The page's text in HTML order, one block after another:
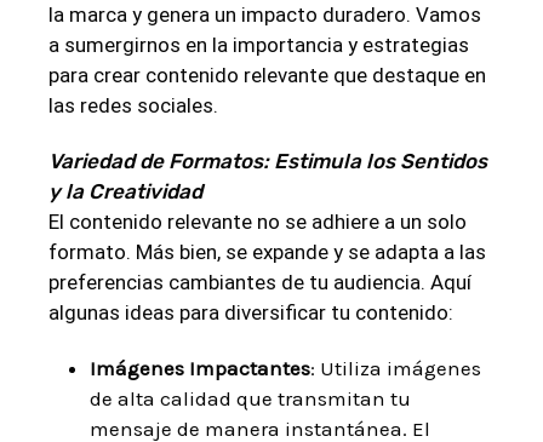
la marca y genera un impacto duradero. Vamos
a sumergirnos en la importancia y estrategias
para crear contenido relevante que destaque en
las redes sociales.
Variedad de Formatos: Estimula los Sentidos
y la Creatividad
El contenido relevante no se adhiere a un solo
formato. Más bien, se expande y se adapta a las
preferencias cambiantes de tu audiencia. Aquí
algunas ideas para diversificar tu contenido:
Imágenes Impactantes: Utiliza imágenes
de alta calidad que transmitan tu
mensaje de manera instantánea. El